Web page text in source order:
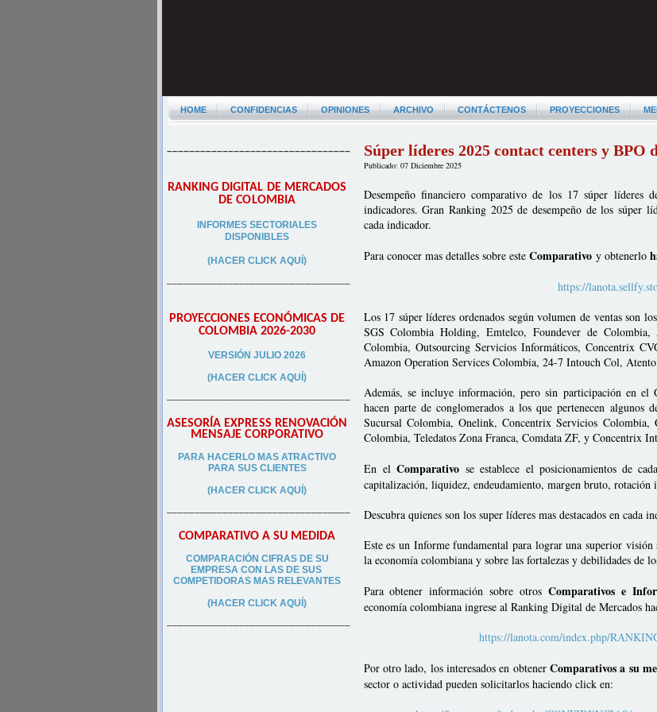
HOME CONFIDENCIAS OPINIONES ARCHIVO CONTÁCTENOS PROYECCIONES
–––––––––––––––––––––––––––––––––
RANKING DIGITAL DE MERCADOS
DE COLOMBIA
INFORMES SECTORIALES
DISPONIBLES
(HACER CLICK AQUÍ)
–––––––––––––––––––––––––––––––––
PROYECCIONES ECONÓMICAS DE
COLOMBIA 2026-2030
VERSIÓN JULIO 2026
(HACER CLICK AQUÍ)
–––––––––––––––––––––––––––––––––
ASESORÍA EXPRESS RENOVACIÓN
MENSAJE CORPORATIVO
PARA HACERLO MAS ATRACTIVO
PARA SUS CLIENTES
(HACER CLICK AQUÍ)
–––––––––––––––––––––––––––––––––
COMPARATIVO A SU MEDIDA
COMPARACIÓN CIFRAS DE SU
EMPRESA CON LAS DE SUS
COMPETIDORAS MAS RELEVANTES
(HACER CLICK AQUÍ)
–––––––––––––––––––––––––––––––––
Súper líderes 2025 contact centers y BPO
Publicado: 07 Diciembre 2025
Desempeño financiero comparativo de los 17 súper líderes
indicadores. Gran Ranking 2025 de desempeño de los súper
cada indicador.
Para conocer mas detalles sobre este Comparativoy obtenerlo
https://
Los 17 súper líderes ordenados según volumen de ventas son
SGS Colombia Holding, Emtelco, Foundever de
Colombia, Outsourcing Servicios Informáticos, Concentrix
Amazon Operation Services Colombia, 24-7 Intouch Col,
Además, se incluye información, pero sin participación en el
hacen parte de conglomerados a los que pertenecen algunos
Sucursal Colombia, Onelink, Concentrix Servicios
Colombia, Teledatos Zona Franca, Comdata ZF, y Concentrix
En el Comparativose establece el posicionamientos de
capitalización, liquidez, endeudamiento, margen bruto,
Descubra quienes son los super líderes mas destacados en cada
Este es un Informe fundamental para lograr una superior
la economía colombiana y sobre las fortalezas y debilidades de
Para obtener información sobre otrosComparativos e
economía colombiana ingrese al Ranking Digital de Mercados
https://lanota.com/index.php/
Por otro lado, los interesados en obtener Comparativos a su
sector o actividad pueden solicitarlos haciendo click en: